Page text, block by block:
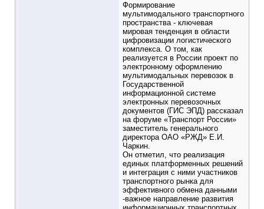
Формирование
мультимодального транспортного
пространства - ключевая
мировая тенденция в области
цифровизации логистического
комплекса. О том, как
реализуется в России проект по
электронному оформлению
мультимодальных перевозок в
Государственной
информационной системе
электронных перевозочных
документов (ГИС ЭПД) рассказал
на форуме «Транспорт России»
заместитель генерального
директора ОАО «РЖД» Е.И.
Чаркин.
Он отметил, что реализация
единых платформенных решений
и интеграция с ними участников
транспортного рынка для
эффективного обмена данными
-важное направление развития